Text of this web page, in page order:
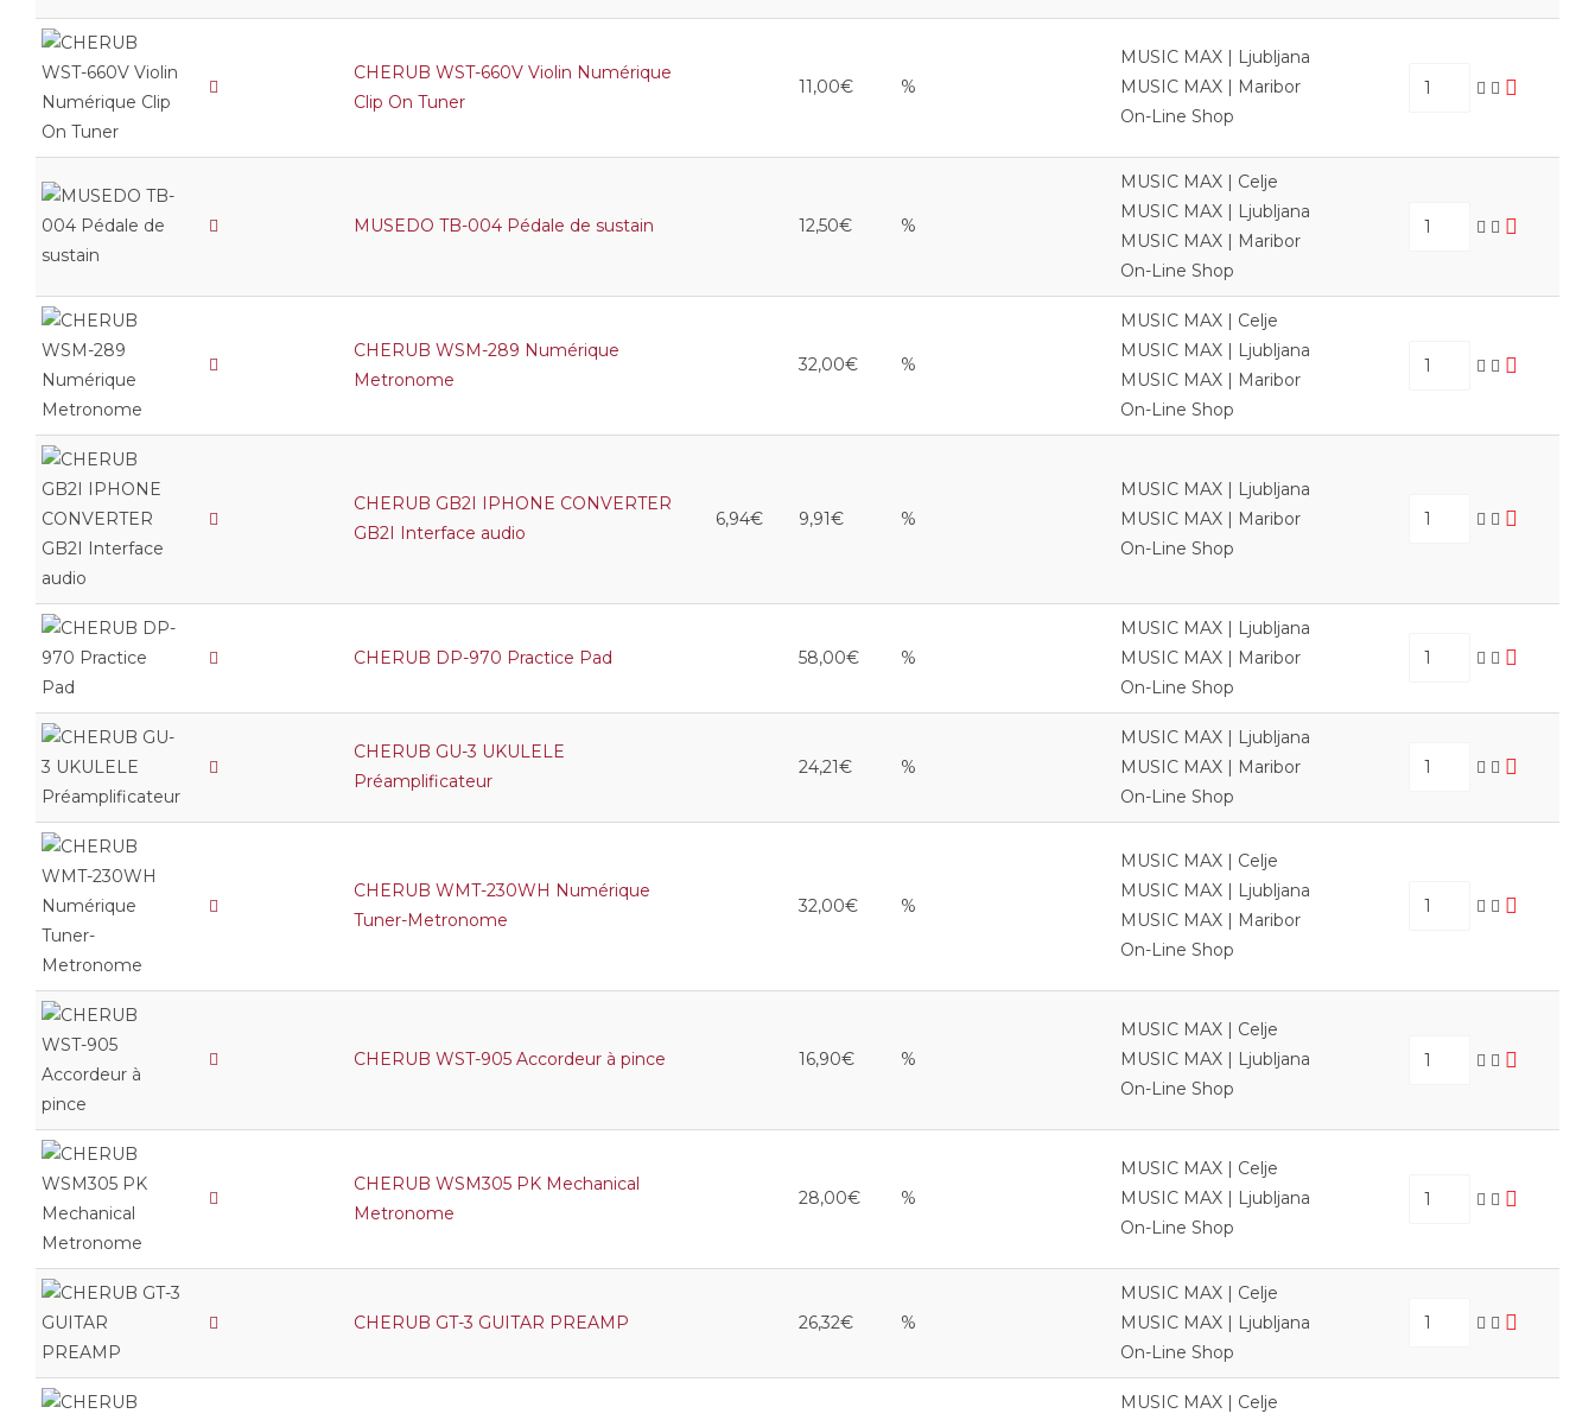
CHERUB WST-660V Violin Numérique
Clip On Tuner
11,00€ %
MUSIC MAX | Ljubljana
MUSIC MAX | Maribor
On-Line Shop
MUSEDO TB-004 Pédale de sustain 12,50€ %
MUSIC MAX | Celje
MUSIC MAX | Ljubljana
MUSIC MAX | Maribor
On-Line Shop
CHERUB WSM-289 Numérique
Metronome
32,00€ %
MUSIC MAX | Celje
MUSIC MAX | Ljubljana
MUSIC MAX | Maribor
On-Line Shop
CHERUB GB2I IPHONE CONVERTER
GB2I Interface audio
6,94€ 9,91€ %
MUSIC MAX | Ljubljana
MUSIC MAX | Maribor
On-Line Shop
CHERUB DP-970 Practice Pad 58,00€ %
MUSIC MAX | Ljubljana
MUSIC MAX | Maribor
On-Line Shop
CHERUB GU-3 UKULELE
Préamplificateur
24,21€ %
MUSIC MAX | Ljubljana
MUSIC MAX | Maribor
On-Line Shop
CHERUB WMT-230WH Numérique
Tuner-Metronome
32,00€ %
MUSIC MAX | Celje
MUSIC MAX | Ljubljana
MUSIC MAX | Maribor
On-Line Shop
CHERUB WST-905 Accordeur à pince 16,90€ %
MUSIC MAX | Celje
MUSIC MAX | Ljubljana
On-Line Shop
CHERUB WSM305 PK Mechanical
Metronome
28,00€ %
MUSIC MAX | Celje
MUSIC MAX | Ljubljana
On-Line Shop
CHERUB GT-3 GUITAR PREAMP 26,32€ %
MUSIC MAX | Celje
MUSIC MAX | Ljubljana
On-Line Shop
MUSIC MAX | Celje